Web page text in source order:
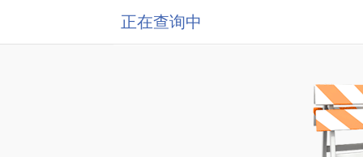
正在查询中